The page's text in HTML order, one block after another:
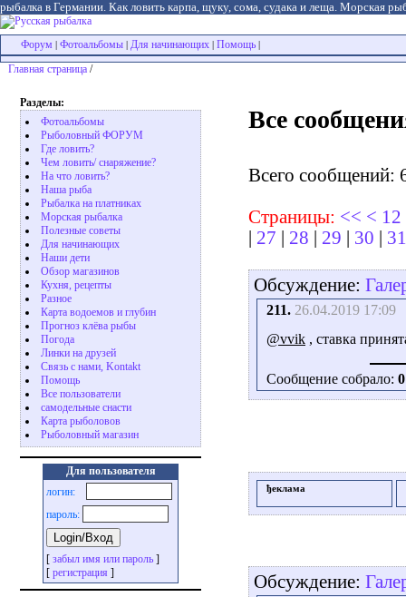
рыбалка в Германии. Как ловить карпа, щуку, сома, судака и леща. Морская
Форум Фотоальбомы Для начинающих Помощь
Главная страница /
Разделы:
Фотоальбомы
Рыболовный ФОРУМ
Где ловить?
Чем ловить/ снаряжение?
На что ловить?
Наша рыба
Рыбалка на платниках
Морская рыбалка
Полезные советы
Для начинающих
Наши дети
Обзор магазинов
Кухня, рецепты
Разное
Карта водоемов и глубин
Прогноз клёва рыбы
Погода
Линки на друзей
Связь с нами, Kontakt
Помощь
Все пользователи
самодельные снасти
Карта рыболовов
Рыболовный магазин
Для пользователя
логин:
пароль:
[ забыл имя или пароль ]
[ регистрация ]
Все
Всего сообщений:
Страницы: << < 12
27 28 29 30 31
Обсуждение:
211. 26.04.2019 17:09
@vvik , ставка
Сообщение собрало: 0
ђеклама
Обсуждение: